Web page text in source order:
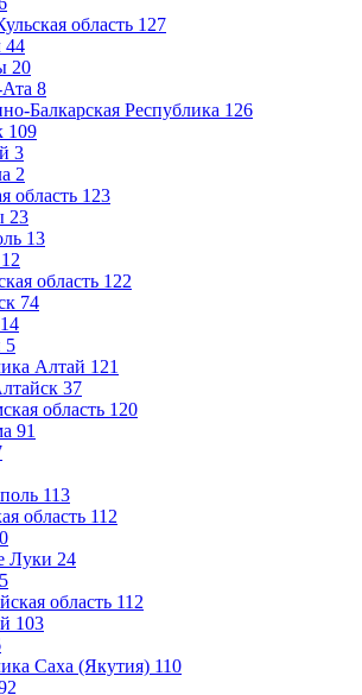
область 127
44
20
8
Балкарская Республика 126
109
3
2
область 123
23
13
12
область 122
74
14
5
Алтай 121
37
область 120
91
113
область 112
Луки 24
5
область 112
103
Саха (Якутия) 110